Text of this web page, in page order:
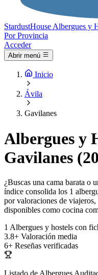
StardustHouse Albergues y
Por Provincia
Acceder
Abrir menú
Inicio
Ávila
Gavilanes
Albergues y
Gavilanes
¿Buscas una cama barata o
índice consolida los 1
por valoraciones de
disponibles como cocina
1 Albergues y hostels con
3.8+ Valoración media
6+ Reseñas verificadas